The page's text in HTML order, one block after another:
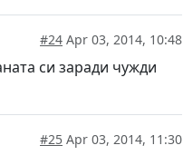
#24 Apr 03, 2014, 10:48
си заради чужди
#25 Apr 03, 2014, 11:30